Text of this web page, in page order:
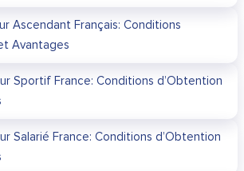
Ascendant Français: Conditions
Avantages
Sportif France: Conditions d’Obtention
Salarié France: Conditions d’Obtention